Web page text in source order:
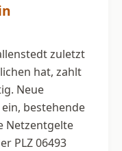
zuletzt
hat, zahlt
Neue
bestehende
Netzentgelte
PLZ 06493